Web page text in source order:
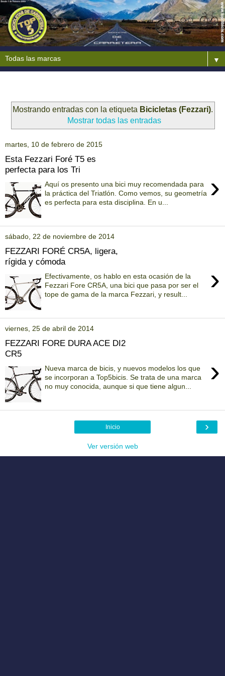
▼
Mostrando entradas con la etiqueta Bicicletas (Fezzari).
Mostrar todas las entradas
martes, 10 de febrero de 2015
Esta Fezzari Foré T5 es
perfecta para los Tri
›
Aquí os presento una bici muy recomendada para
la práctica del Triatlón. Como vemos, su geometría
es perfecta para esta disciplina. En u...
sábado, 22 de noviembre de 2014
FEZZARI FORÉ CR5A, ligera,
rígida y cómoda
›
Efectivamente, os hablo en esta ocasión de la
Fezzari Fore CR5A, una bici que pasa por ser el
tope de gama de la marca Fezzari, y result...
viernes, 25 de abril de 2014
FEZZARI FORE DURA ACE DI2
CR5
›
Nueva marca de bicis, y nuevos modelos los que
se incorporan a Top5bicis. Se trata de una marca
no muy conocida, aunque si que tiene algun...
›
Inicio
Ver versión web